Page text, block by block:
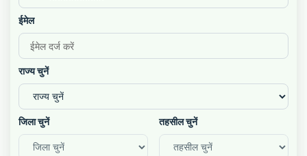
ईमेल
राज्य चुनें
जिला चुनें तहसील चुनें